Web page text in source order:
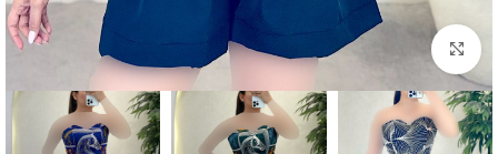
بزرگنمایی تصویر